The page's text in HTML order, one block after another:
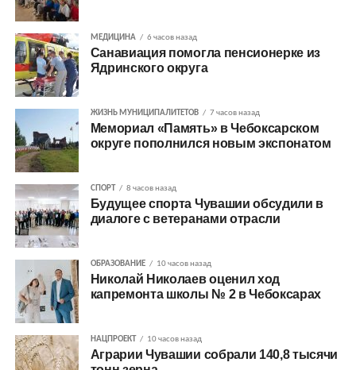
МЕДИЦИНА 6 часов назад
Санавиация помогла пенсионерке из
Ядринского округа
ЖИЗНЬ МУНИЦИПАЛИТЕТОВ 7 часов назад
Мемориал «Память» в Чебоксарском
округе пополнился новым экспонатом
СПОРТ 8 часов назад
Будущее спорта Чувашии обсудили в
диалоге с ветеранами отрасли
ОБРАЗОВАНИЕ 10 часов назад
Николай Николаев оценил ход
капремонта школы № 2 в Чебоксарах
НАЦПРОЕКТ 10 часов назад
Аграрии Чувашии собрали 140,8 тысячи